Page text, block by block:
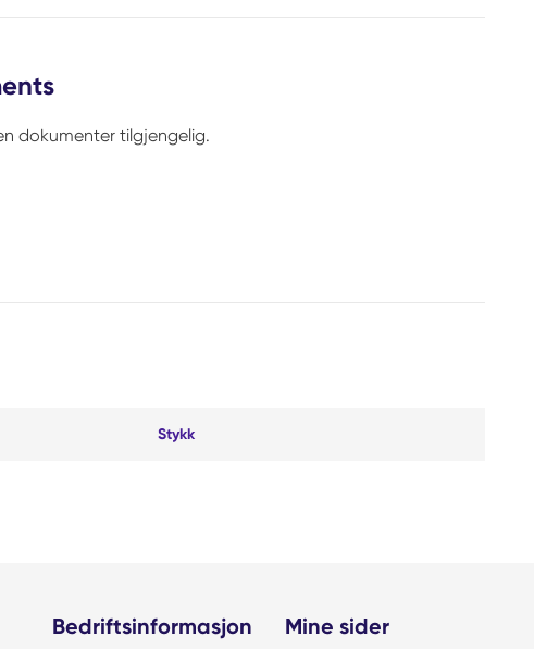
dokumenter tilgjengelig.
Stykk
Bedriftsinformasjon Mine sider